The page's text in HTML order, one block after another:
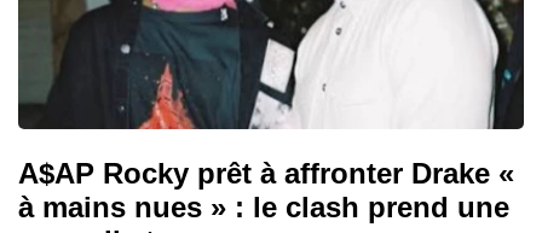
A$AP Rocky prêt à affronter Drake «
à mains nues » : le clash prend une